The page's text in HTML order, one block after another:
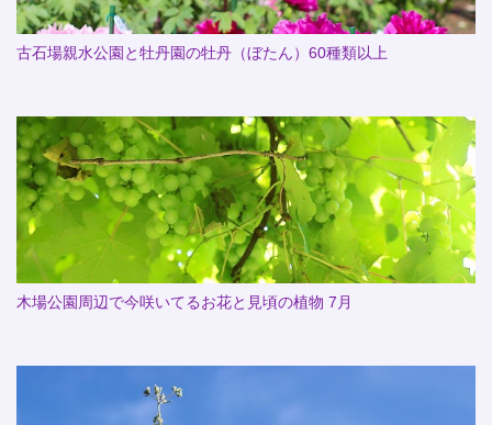
古石場親水公園と牡丹園の牡丹（ぼたん）60種類以上
木場公園周辺で今咲いてるお花と見頃の植物 7月